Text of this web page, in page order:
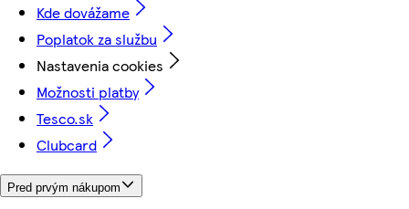
Kde dovážame
Poplatok za službu
Nastavenia cookies
Možnosti platby
Tesco.sk
Clubcard
Pred prvým nákupom